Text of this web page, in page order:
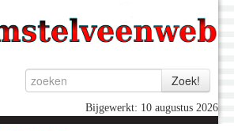
Bijgewerkt: 10 augustus 2026